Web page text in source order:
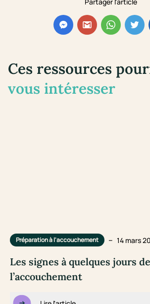
Ces ressources
vous intéresser
Préparation à l'accouchement – 14 mars
Les signes à quelques jours de
l’accouchement